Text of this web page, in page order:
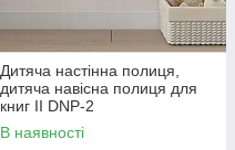
Дитяча настінна полиця,
дитяча навісна полиця для
книг II DNP-2
В наявності